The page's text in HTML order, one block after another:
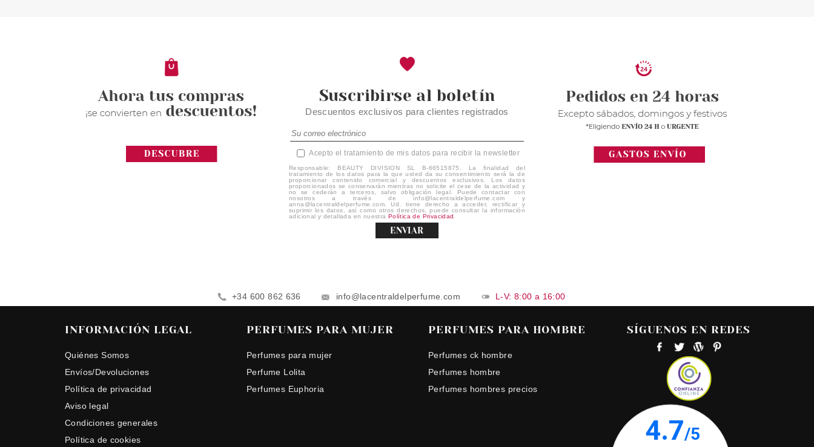
Suscribirse al boletín
Descuentos exclusivos para clientes registrados
Acepto el tratamiento de mis datos para recibir la newsletter
Responsable: BEAUTY DIVISION SL B-66515875. La finalidad del
tratamiento de los datos para la que usted da su consentimiento será la de
proporcionar contenido comercial y descuentos exclusivos. Los datos
proporcionados se conservarán mientras no solicite el cese de la actividad y
no se cederán a terceros, salvo obligación legal. Puede contactar con
nosotros a través de info@lacentraldelperfume.com y
anna@lacentraldelperfume.com. Ud. tiene derecho a acceder, rectificar y
suprimir los datos, así como otros derechos, puede consultar la información
adicional y detallada en nuestra Política de Privacidad
ENVIAR
+34 600 862 636 info@lacentraldelperfume.com L-V: 8:00 a 16:00
INFORMACIÓN LEGAL
Quiénes Somos
Envíos/Devoluciones
Política de privacidad
Aviso legal
Condiciones generales
Política de cookies
PERFUMES PARA MUJER
Perfumes para mujer
Perfume Lolita
Perfumes Euphoria
PERFUMES PARA HOMBRE
Perfumes ck hombre
Perfumes hombre
Perfumes hombres precios
SÍGUENOS EN REDES